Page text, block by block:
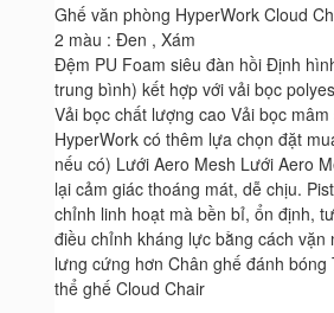
Ghế văn phòng HyperWork Cloud
2 màu : Đen , Xám
Đệm PU Foam siêu đàn hồi Định
trung bình) kết hợp với vải bọc
Vải bọc chất lượng cao Vải bọc
HyperWork có thêm lựa chọn đặt
nếu có) Lưới Aero Mesh Lưới Aero
lại cảm giác thoáng mát, dễ chịu.
chỉnh linh hoạt mà bền bỉ, ổn định,
điều chỉnh kháng lực bằng cách
lưng cứng hơn Chân ghế đánh
thể ghế Cloud Chair